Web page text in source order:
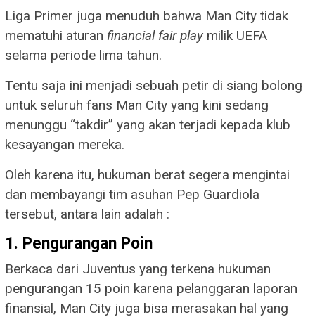
Liga Primer juga menuduh bahwa Man City tidak
mematuhi aturan financial fair play milik UEFA
selama periode lima tahun.
Tentu saja ini menjadi sebuah petir di siang bolong
untuk seluruh fans Man City yang kini sedang
menunggu “takdir” yang akan terjadi kepada klub
kesayangan mereka.
Oleh karena itu, hukuman berat segera mengintai
dan membayangi tim asuhan Pep Guardiola
tersebut, antara lain adalah :
1. Pengurangan Poin
Berkaca dari Juventus yang terkena hukuman
pengurangan 15 poin karena pelanggaran laporan
finansial, Man City juga bisa merasakan hal yang